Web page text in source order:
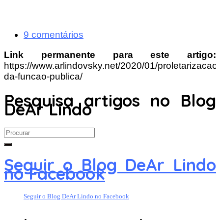
9 comentários
Link permanente para este artigo:
https://www.arlindovsky.net/2020/01/proletarizacao-
da-funcao-publica/
Pesquisa artigos no Blog
DeAr Lindo
Search
for:
Seguir o Blog DeAr Lindo
no Facebook
Seguir o Blog DeAr Lindo no Facebook